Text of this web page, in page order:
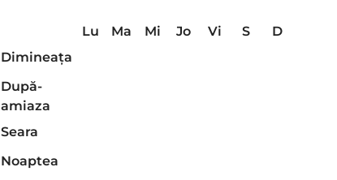
Lu Ma Mi Jo Vi S
D
Dimineaţa
După-
amiaza
Seara
Noaptea